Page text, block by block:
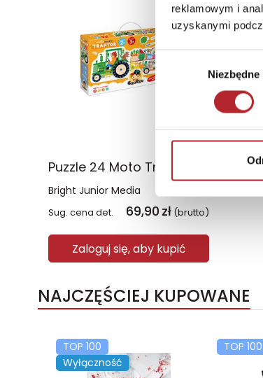
reklamowym i
uzyskanymi
Wybór
zgody
Niezbędne
Bright Junior Media
Sug. cena det. 69,90 zł (brutto)
Zaloguj się, aby kupić
NAJCZĘŚCIEJ KUPOWANE
TOP 100
Wyłączność
TOP 100